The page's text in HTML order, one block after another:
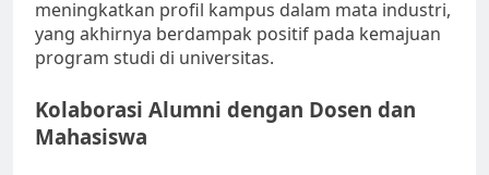
meningkatkan profil kampus dalam mata industri,
yang akhirnya berdampak positif pada kemajuan
program studi di universitas.
Kolaborasi Alumni dengan Dosen dan
Mahasiswa